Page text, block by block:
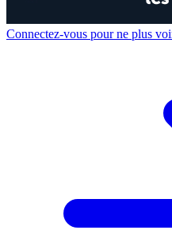
Connectez-vous pour ne plus